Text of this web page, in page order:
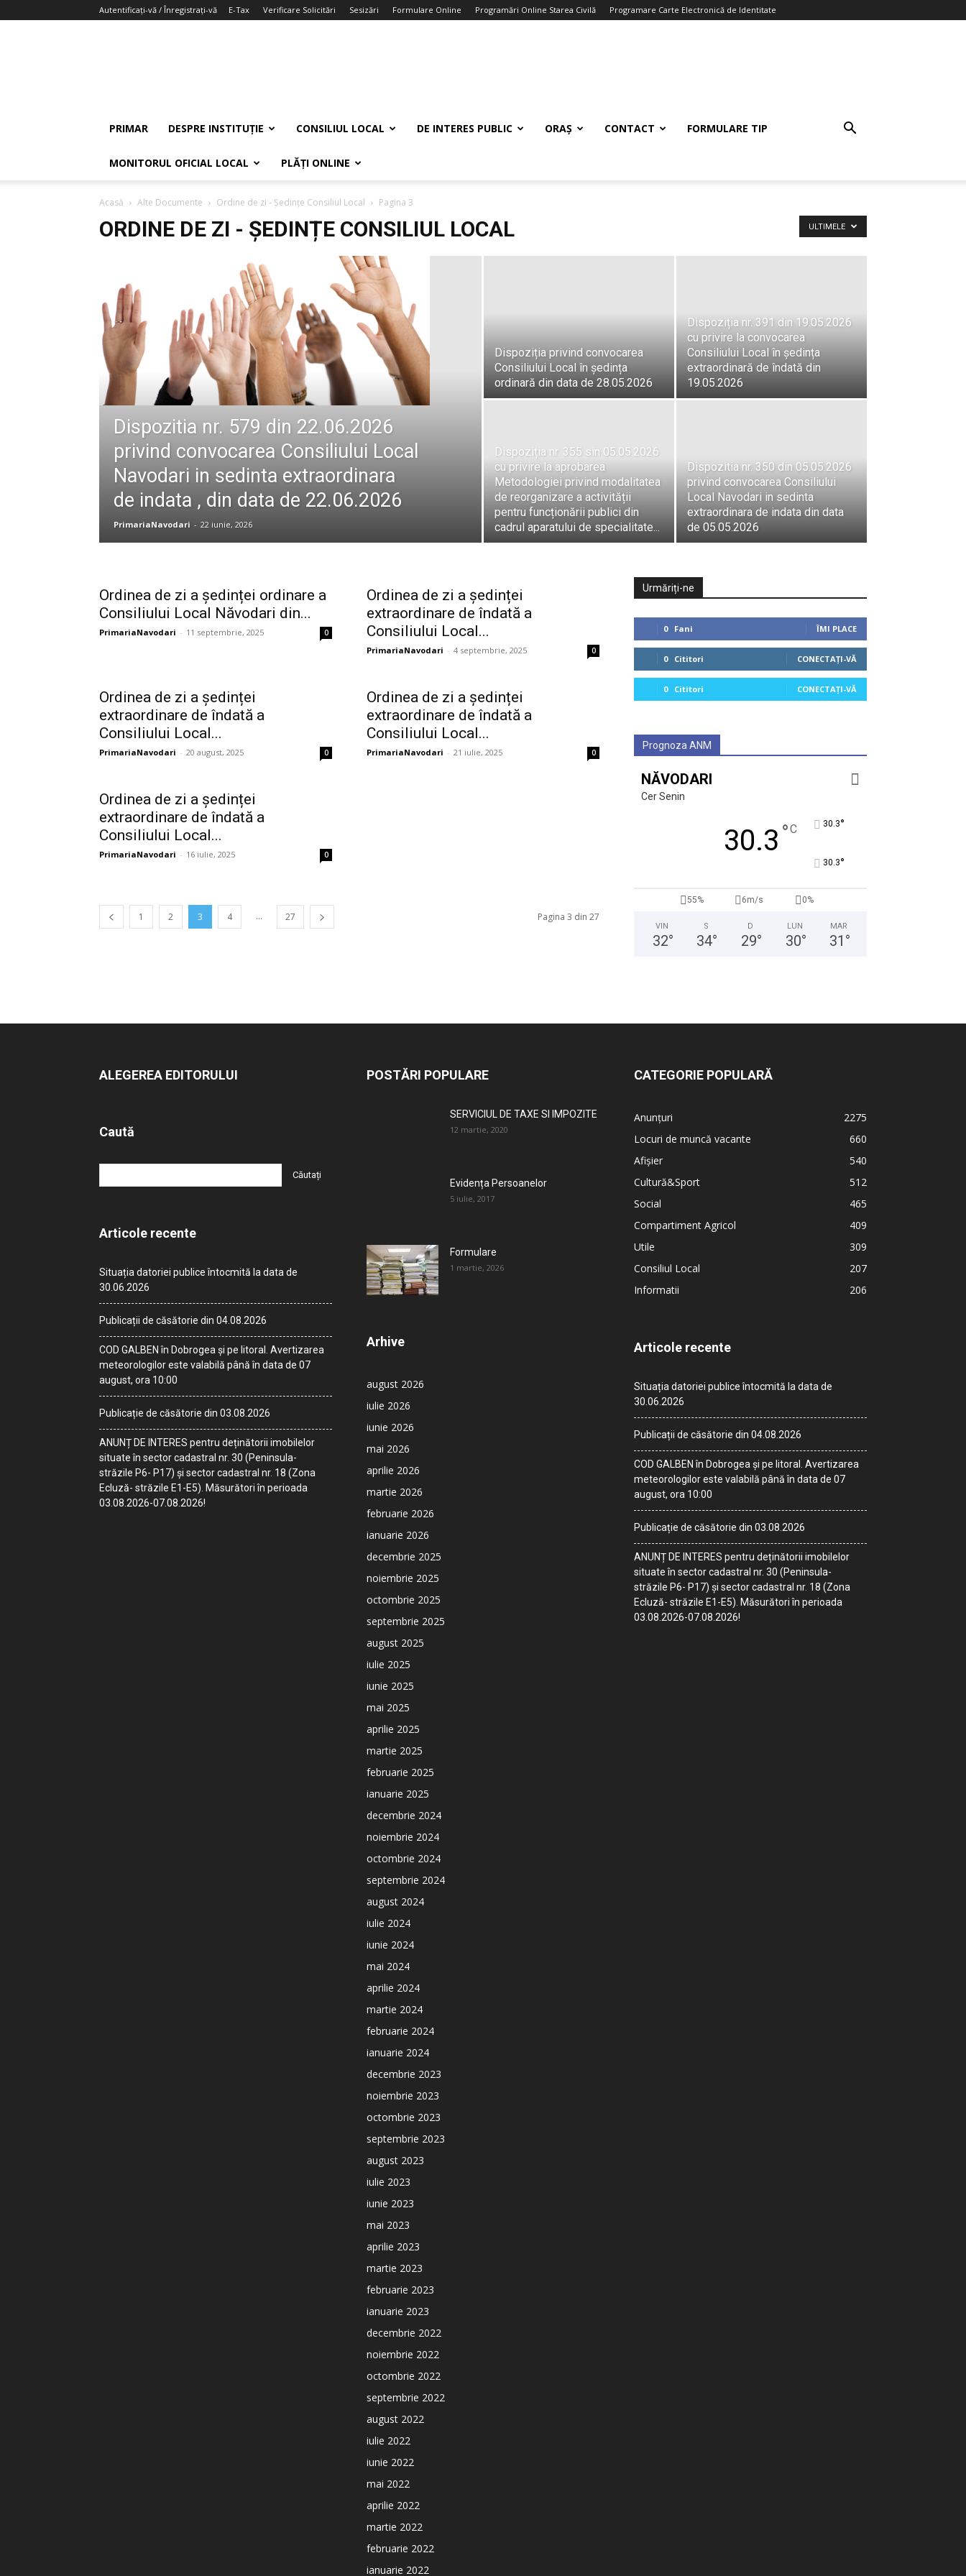
Autentificați-vă / Înregistrați-vă E-Tax Verificare Solicitări Sesizări Formulare Online Programări Online Starea Civilă Programare Carte Electronică de Identitate
PRIMAR DESPRE INSTITUȚIE CONSILIUL LOCAL DE INTERES PUBLIC ORAȘ CONTACT FORMULARE TIP
MONITORUL OFICIAL LOCAL PLĂȚI ONLINE
Acasă Alte Documente Ordine de zi - Ședințe Consiliul Local Pagina 3
ORDINE DE ZI - ȘEDINȚE CONSILIUL LOCAL ULTIMELE
Dispozitia nr. 579 din 22.06.2026
privind convocarea Consiliului Local
Navodari in sedinta extraordinara
de indata , din data de 22.06.2026
PrimariaNavodari - 22 iunie, 2026
Dispoziția privind convocarea
Consiliului Local în ședința
ordinară din data de 28.05.2026
Dispoziția nr. 391 din 19.05.2026
cu privire la convocarea
Consiliului Local în ședința
extraordinară de îndată din
19.05.2026
Dispoziția nr. 355 sin 05.05.2026
cu privire la aprobarea
Metodologiei privind modalitatea
de reorganizare a activității
pentru funcționării publici din
cadrul aparatului de specialitate...
Dispozitia nr. 350 din 05.05.2026
privind convocarea Consiliului
Local Navodari in sedinta
extraordinara de indata din data
de 05.05.2026
Ordinea de zi a ședinței ordinare a
Consiliului Local Năvodari din...
PrimariaNavodari - 11 septembrie, 2025 0
Ordinea de zi a ședinței
extraordinare de îndată a
Consiliului Local...
PrimariaNavodari - 4 septembrie, 2025 0
Ordinea de zi a ședinței
extraordinare de îndată a
Consiliului Local...
PrimariaNavodari - 20 august, 2025 0
Ordinea de zi a ședinței
extraordinare de îndată a
Consiliului Local...
PrimariaNavodari - 21 iulie, 2025 0
Ordinea de zi a ședinței
extraordinare de îndată a
Consiliului Local...
PrimariaNavodari - 16 iulie, 2025 0
1 2 3 4 ... 27 Pagina 3 din 27
Urmăriți-ne
0 Fani ÎMI PLACE
0 Cititori CONECTAȚI-VĂ
0 Cititori CONECTAȚI-VĂ
Prognoza ANM
NĂVODARI
Cer Senin
30.3 °C 30.3°
30.3°
55% 6m/s 0%
VIN
32°
S
34°
D
29°
LUN
30°
MAR
31 °
ALEGEREA EDITORULUI
Caută
Articole recente
Situația datoriei publice întocmită la data de
30.06.2026
Publicații de căsătorie din 04.08.2026
COD GALBEN în Dobrogea și pe litoral. Avertizarea
meteorologilor este valabilă până în data de 07
august, ora 10:00
Publicație de căsătorie din 03.08.2026
ANUNȚ DE INTERES pentru deținătorii imobilelor
situate în sector cadastral nr. 30 (Peninsula-
străzile P6- P17) și sector cadastral nr. 18 (Zona
Ecluză- străzile E1-E5). Măsurători în perioada
03.08.2026-07.08.2026!
POSTĂRI POPULARE
SERVICIUL DE TAXE SI IMPOZITE
12 martie, 2020
Evidența Persoanelor
5 iulie, 2017
Formulare
1 martie, 2026
Arhive
august 2026
iulie 2026
iunie 2026
mai 2026
aprilie 2026
martie 2026
februarie 2026
ianuarie 2026
decembrie 2025
noiembrie 2025
octombrie 2025
septembrie 2025
august 2025
iulie 2025
iunie 2025
mai 2025
aprilie 2025
martie 2025
februarie 2025
ianuarie 2025
decembrie 2024
noiembrie 2024
octombrie 2024
septembrie 2024
august 2024
iulie 2024
iunie 2024
mai 2024
aprilie 2024
martie 2024
februarie 2024
ianuarie 2024
decembrie 2023
noiembrie 2023
octombrie 2023
septembrie 2023
august 2023
iulie 2023
iunie 2023
mai 2023
aprilie 2023
martie 2023
februarie 2023
ianuarie 2023
decembrie 2022
noiembrie 2022
octombrie 2022
septembrie 2022
august 2022
iulie 2022
iunie 2022
mai 2022
aprilie 2022
martie 2022
februarie 2022
ianuarie 2022
CATEGORIE POPULARĂ
Anunțuri
2275
Locuri de muncă vacante
660
Afișier
540
Cultură&Sport
512
Social
465
Compartiment Agricol
409
Utile
309
Consiliul Local
207
Informatii
206
Articole recente
Situația datoriei publice întocmită la data de
30.06.2026
Publicații de căsătorie din 04.08.2026
COD GALBEN în Dobrogea și pe litoral. Avertizarea
meteorologilor este valabilă până în data de 07
august, ora 10:00
Publicație de căsătorie din 03.08.2026
ANUNȚ DE INTERES pentru deținătorii imobilelor
situate în sector cadastral nr. 30 (Peninsula-
străzile P6- P17) și sector cadastral nr. 18 (Zona
Ecluză- străzile E1-E5). Măsurători în perioada
03.08.2026-07.08.2026!